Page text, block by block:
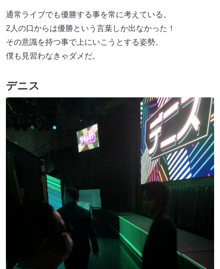
通常ライブでも優勝する事を常に考えている。
2人の口からは優勝という言葉しか出なかった！
その意識を持つ事で上にいこうとする姿勢。
僕も見習わなきゃダメだ。
デニス